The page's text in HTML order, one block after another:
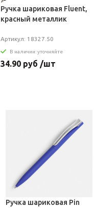
Ручка шариковая Fluent,
красный металлик
Артикул: 18327.50
В наличии: уточняйте
34.90 руб /шт
Ручка шариковая Pin